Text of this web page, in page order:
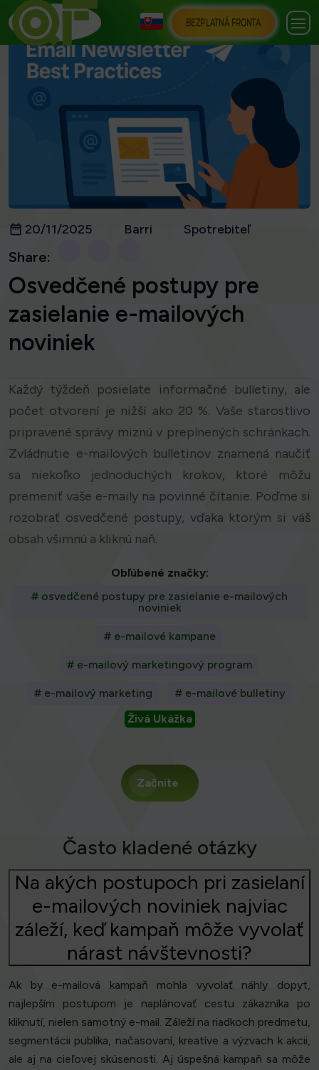
BEZPLATNÁ FRONTA
20/11/2025 Barri Spotrebiteľ
Share:
Osvedčené postupy pre
zasielanie e-mailových
noviniek
Každý týždeň posielate informačné bulletiny, ale
počet otvorení je nižší ako 20 %. Vaše starostlivo
pripravené správy miznú v preplnených schránkach.
Zvládnutie e-mailových bulletinov znamená naučiť
sa niekoľko jednoduchých krokov, ktoré môžu
premeniť vaše e-maily na povinné čítanie. Poďme si
rozobrať osvedčené postupy, vďaka ktorým si váš
obsah všimnú a kliknú naň.
Obľúbené značky:
# osvedčené postupy pre zasielanie e-mailových
noviniek
# e-mailové kampane
# e-mailový marketingový program
# e-mailový marketing
# e-mailové bulletiny
Živá Ukážka
Začnite
Často kladené otázky
Na akých postupoch pri zasielaní
e-mailových noviniek najviac
záleží, keď kampaň môže vyvolať
nárast návštevnosti?
Ak by e-mailová kampaň mohla vyvolať náhly dopyt,
najlepším postupom je naplánovať cestu zákazníka po
kliknutí, nielen samotný e-mail. Záleží na riadkoch predmetu,
segmentácii publika, načasovaní, kreatíve a výzvach k akcii,
ale aj na cieľovej skúsenosti. Aj úspešná kampaň sa môže